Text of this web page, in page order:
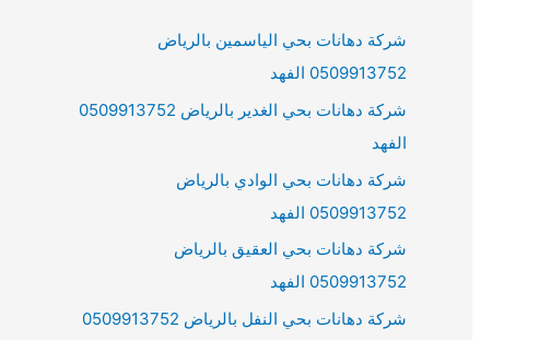
h
f
o
r
شركة دهانات بحي الياسمين بالرياض
0509913752 الفهد
شركة دهانات بحي الغدير بالرياض 0509913752
الفهد
شركة دهانات بحي الوادي بالرياض
0509913752 الفهد
شركة دهانات بحي العقيق بالرياض
0509913752 الفهد
شركة دهانات بحي النفل بالرياض 0509913752